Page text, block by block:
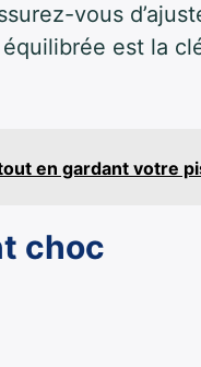
vous
est la
en gardant votre
choc